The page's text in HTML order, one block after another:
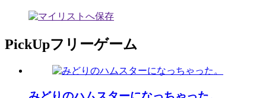
PickUpフリーゲーム